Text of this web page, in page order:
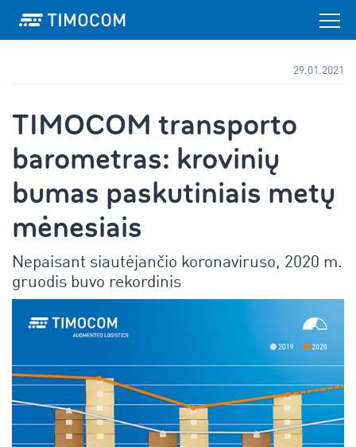
29.01.2021
TIMOCOM transporto
barometras: krovinių
bumas paskutiniais metų
mėnesiais
Nepaisant siautėjančio koronaviruso, 2020 m.
gruodis buvo rekordinis